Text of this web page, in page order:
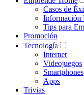
Casos de
Información
Tips para
Promoción
Tecnología
Internet
Videojuegos
Smartphones
Apps
Trivias